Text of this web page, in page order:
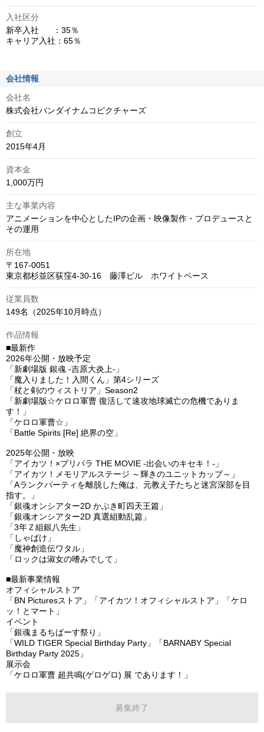
入社区分
新卒入社      ：35％
キャリア入社：65％
会社情報
会社名
株式会社バンダイナムコピクチャーズ
創立
2015年4月
資本金
1,000万円
主な事業内容
アニメーションを中心としたIPの企画・映像製作・プロデュースと
その運用
所在地
〒167-0051
東京都杉並区荻窪4-30-16　藤澤ビル　ホワイトベース
従業員数
149名（2025年10月時点）
作品情報
■最新作
2026年公開・放映予定
「新劇場版 銀魂 -吉原大炎上-」
「魔入りました！入間くん」第4シリーズ
「杖と剣のウィストリア」Season2
「新劇場版☆ケロロ軍曹 復活して速攻地球滅亡の危機でありま
す！」
「ケロロ軍曹☆」
「Battle Spirits [Re] 絶界の空」
2025年公開・放映
「アイカツ！×プリパラ THE MOVIE -出会いのキセキ！-」
「アイカツ！メモリアルステージ ～輝きのユニットカップ～」
「Aランクパーティを離脱した俺は、元教え子たちと迷宮深部を目
指す。」
「銀魂オンシアター2D かぶき町四天王篇」
「銀魂オンシアター2D 真選組動乱篇」
「3年Ｚ組銀八先生」
「しゃばけ」
「魔神創造伝ワタル」
「ロックは淑女の嗜みでして」
■最新事業情報
オフィシャルストア
「BN Picturesストア」「アイカツ！オフィシャルストア」「ケロ
ッ！とマート」
イベント
「銀魂まるちばーす祭り」
「WILD TIGER Special Birthday Party」「BARNABY Special
Birthday Party 2025」
展示会
「ケロロ軍曹 超共鳴(ゲロゲロ) 展 であります！」
募集終了